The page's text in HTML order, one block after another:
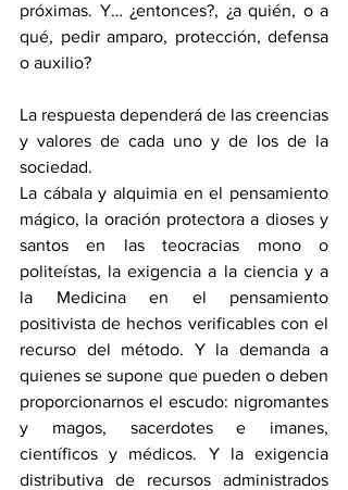
próximas. Y… ¿entonces?, ¿a quién, o a
qué, pedir amparo, protección, defensa
o auxilio?
La respuesta dependerá de las creencias
y valores de cada uno y de los de la
sociedad.
La cábala y alquimia en el pensamiento
mágico, la oración protectora a dioses y
santos en las teocracias mono o
politeístas, la exigencia a la ciencia y a
la Medicina en el pensamiento
positivista de hechos verificables con el
recurso del método. Y la demanda a
quienes se supone que pueden o deben
proporcionarnos el escudo: nigromantes
y magos, sacerdotes e imanes,
científicos y médicos. Y la exigencia
distributiva de recursos administrados